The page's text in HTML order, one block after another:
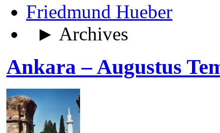
Friedmund Hueber
► Archives
Ankara – Augustus